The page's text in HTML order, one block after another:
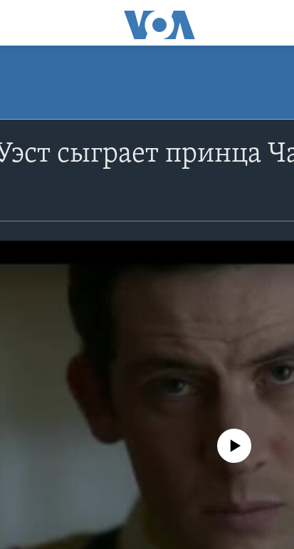
сыграет принца
No media source currently